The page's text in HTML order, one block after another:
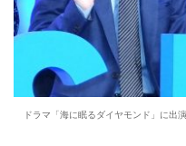
ドラマ「海に眠るダイヤモンド」に